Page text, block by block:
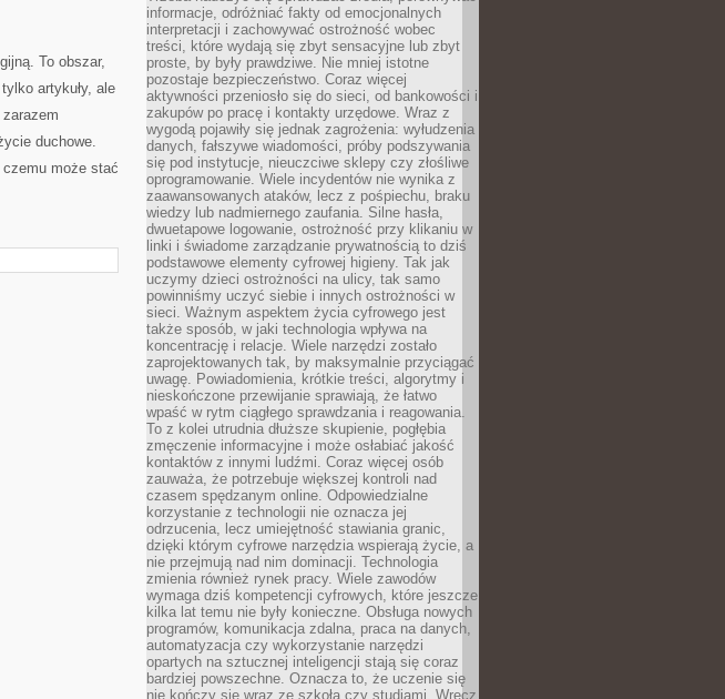
To obszar,
artykuły, ale
duchowe.
czemu może stać
informacje, odróżniać fakty od emocjonalnych
interpretacji i zachowywać ostrożność wobec
treści, które wydają się zbyt sensacyjne lub zbyt
proste, by były prawdziwe. Nie mniej istotne
pozostaje bezpieczeństwo. Coraz więcej
aktywności przeniosło się do sieci, od bankowości i
zakupów po pracę i kontakty urzędowe. Wraz z
wygodą pojawiły się jednak zagrożenia: wyłudzenia
danych, fałszywe wiadomości, próby podszywania
się pod instytucje, nieuczciwe sklepy czy złośliwe
oprogramowanie. Wiele incydentów nie wynika z
zaawansowanych ataków, lecz z pośpiechu, braku
wiedzy lub nadmiernego zaufania. Silne hasła,
dwuetapowe logowanie, ostrożność przy klikaniu w
linki i świadome zarządzanie prywatnością to dziś
podstawowe elementy cyfrowej higieny. Tak jak
uczymy dzieci ostrożności na ulicy, tak samo
powinniśmy uczyć siebie i innych ostrożności w
sieci. Ważnym aspektem życia cyfrowego jest
także sposób, w jaki technologia wpływa na
koncentrację i relacje. Wiele narzędzi zostało
zaprojektowanych tak, by maksymalnie przyciągać
uwagę. Powiadomienia, krótkie treści, algorytmy i
nieskończone przewijanie sprawiają, że łatwo
wpaść w rytm ciągłego sprawdzania i reagowania.
To z kolei utrudnia dłuższe skupienie, pogłębia
zmęczenie informacyjne i może osłabiać jakość
kontaktów z innymi ludźmi. Coraz więcej osób
zauważa, że potrzebuje większej kontroli nad
czasem spędzanym online. Odpowiedzialne
korzystanie z technologii nie oznacza jej
odrzucenia, lecz umiejętność stawiania granic,
dzięki którym cyfrowe narzędzia wspierają życie, a
nie przejmują nad nim dominacji. Technologia
zmienia również rynek pracy. Wiele zawodów
wymaga dziś kompetencji cyfrowych, które jeszcze
kilka lat temu nie były konieczne. Obsługa nowych
programów, komunikacja zdalna, praca na danych,
automatyzacja czy wykorzystanie narzędzi
opartych na sztucznej inteligencji stają się coraz
bardziej powszechne. Oznacza to, że uczenie się
nie kończy się wraz ze szkołą czy studiami. Wręcz